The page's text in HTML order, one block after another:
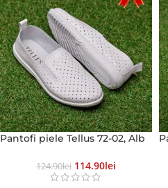
Pantofi piele Tellus 72-02, Alb
124.90Lei 114.90Lei